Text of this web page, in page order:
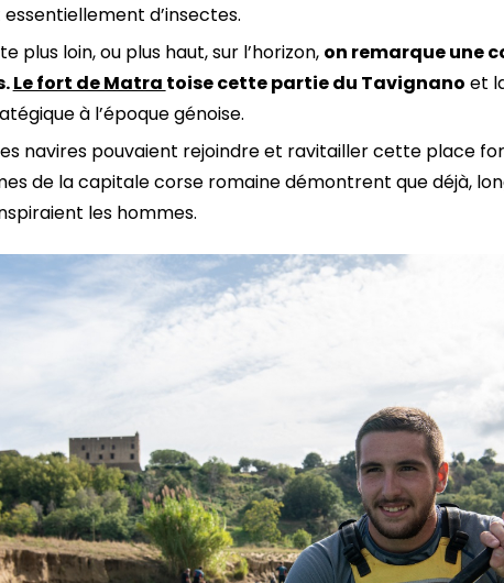
d’insectes.
plus loin, ou plus haut, sur l’horizon, on remarque une
Le fort de Matra toise cette partie du Tavignano et
à l’époque génoise.
navires pouvaient rejoindre et ravitailler cette place
de la capitale corse romaine démontrent que déjà,
les hommes.